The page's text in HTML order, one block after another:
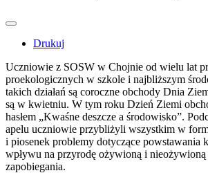
Drukuj
Uczniowie z SOSW w Chojnie od wielu lat
proekologicznych w szkole i najbliższym
takich działań są coroczne obchody Dnia
są w kwietniu. W tym roku Dzień Ziemi
hasłem „Kwaśne deszcze a środowisko”.
apelu uczniowie przybliżyli wszystkim w
i piosenek problemy dotyczące powstawania
wpływu na przyrodę ożywioną i nieożywioną
zapobiegania.